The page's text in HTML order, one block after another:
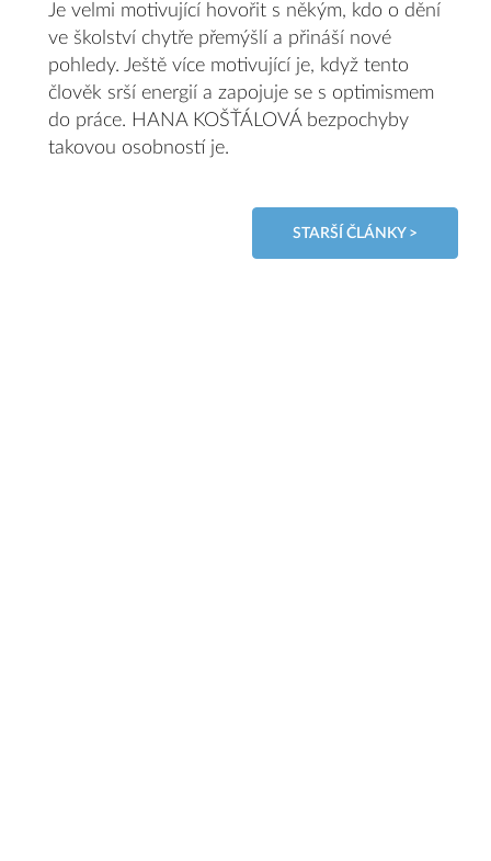
Je velmi motivující hovořit s někým, kdo o dění
ve školství chytře přemýšlí a přináší nové
pohledy. Ještě více motivující je, když tento
člověk srší energií a zapojuje se s optimismem
do práce. HANA KOŠŤÁLOVÁ bezpochyby
takovou osobností je.
STARŠÍ ČLÁNKY >